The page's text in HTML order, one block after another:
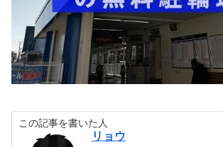
この記事を書いた人
リョウ